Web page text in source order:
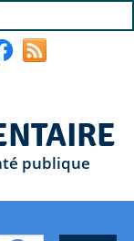
publique